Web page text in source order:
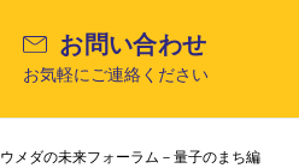
お問い合わせ
お気軽にご連絡ください
ウメダの未来フォーラム－量子のまち編